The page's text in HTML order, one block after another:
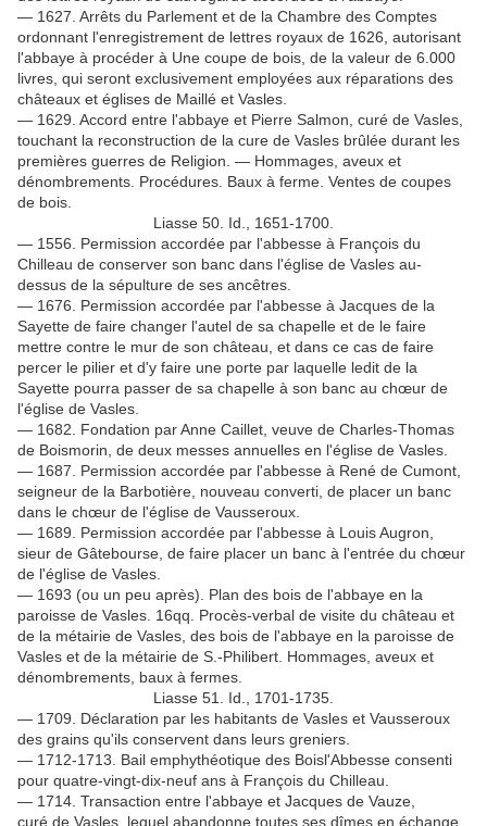
— 1627. Arrêts du Parlement et de la Chambre des Comptes
ordonnant l'enregistrement de lettres royaux de 1626, autorisant
l'abbaye à procéder à Une coupe de bois, de la valeur de 6.000
livres, qui seront exclusivement employées aux réparations des
châteaux et églises de Maillé et Vasles.
— 1629. Accord entre l'abbaye et Pierre Salmon, curé de Vasles,
touchant la reconstruction de la cure de Vasles brûlée durant les
premières guerres de Religion. — Hommages, aveux et
dénombrements. Procédures. Baux à ferme. Ventes de coupes
de bois.
Liasse 50. Id., 1651-1700.
— 1556. Permission accordée par l'abbesse à François du
Chilleau de conserver son banc dans l'église de Vasles au-
dessus de la sépulture de ses ancêtres.
— 1676. Permission accordée par l'abbesse à Jacques de la
Sayette de faire changer l'autel de sa chapelle et de le faire
mettre contre le mur de son château, et dans ce cas de faire
percer le pilier et d'y faire une porte par laquelle ledit de la
Sayette pourra passer de sa chapelle à son banc au chœur de
l'église de Vasles.
— 1682. Fondation par Anne Caillet, veuve de Charles-Thomas
de Boismorin, de deux messes annuelles en l'église de Vasles.
— 1687. Permission accordée par l'abbesse à René de Cumont,
seigneur de la Barbotière, nouveau converti, de placer un banc
dans le chœur de l'église de Vausseroux.
— 1689. Permission accordée par l'abbesse à Louis Augron,
sieur de Gâtebourse, de faire placer un banc à l'entrée du chœur
de l'église de Vasles.
— 1693 (ou un peu après). Plan des bois de l'abbaye en la
paroisse de Vasles. 16qq. Procès-verbal de visite du château et
de la métairie de Vasles, des bois de l'abbaye en la paroisse de
Vasles et de la métairie de S.-Philibert. Hommages, aveux et
dénombrements, baux à fermes.
Liasse 51. Id., 1701-1735.
— 1709. Déclaration par les habitants de Vasles et Vausseroux
des grains qu'ils conservent dans leurs greniers.
— 1712-1713. Bail emphythéotique des Boisl'Abbesse consenti
pour quatre-vingt-dix-neuf ans à François du Chilleau.
— 1714. Transaction entre l'abbaye et Jacques de Vauze,
curé.de Vasles, lequel abandonne toutes ses dîmes en échange